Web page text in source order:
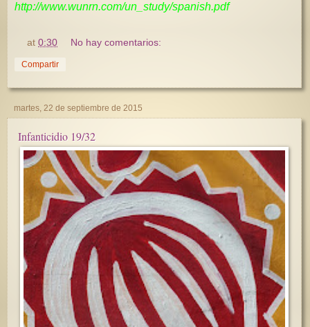
http://www.wunrn.com/un_study/spanish.pdf
at0:30 No hay comentarios:
Compartir
martes, 22 de septiembre de 2015
Infanticidio 19/32